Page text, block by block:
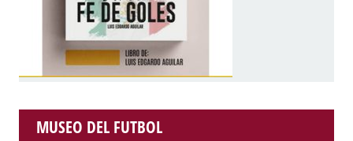
MUSEO DEL FUTBOL